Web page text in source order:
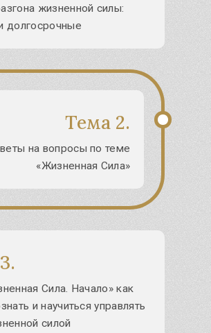
жизненной силы:
долгосрочные
Тема 2.
на вопросы по теме
«Жизненная Сила»
Сила. Начало» как
и научиться управлять
силой